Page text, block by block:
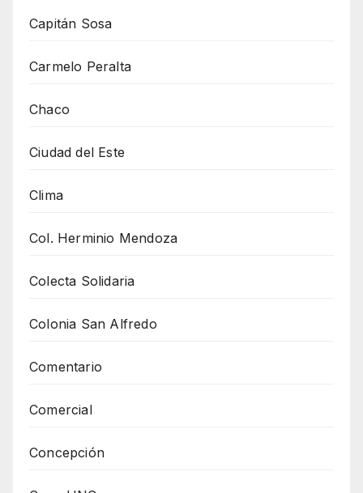
Capitán Sosa
Carmelo Peralta
Chaco
Ciudad del Este
Clima
Col. Herminio Mendoza
Colecta Solidaria
Colonia San Alfredo
Comentario
Comercial
Concepción